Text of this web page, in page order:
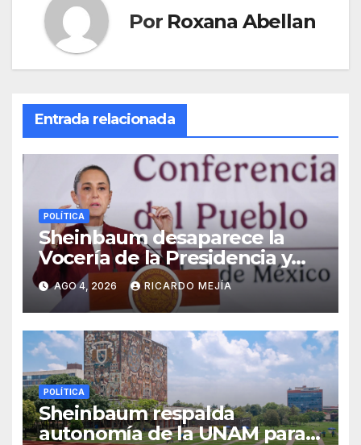
Por Roxana Abellan
Entrada relacionada
POLÍTICA
Sheinbaum desaparece la
Vocería de la Presidencia y
crea nueva Unidad de
Ayudantía
AGO 4, 2026 RICARDO MEJÍA
POLÍTICA
Sheinbaum respalda
autonomía de la UNAM para